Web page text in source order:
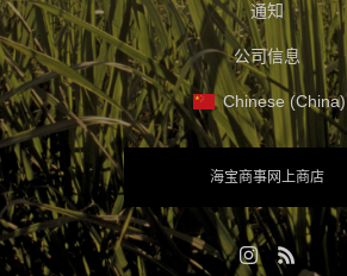
通知
公司信息
Chinese (China)
海宝商事网上商店